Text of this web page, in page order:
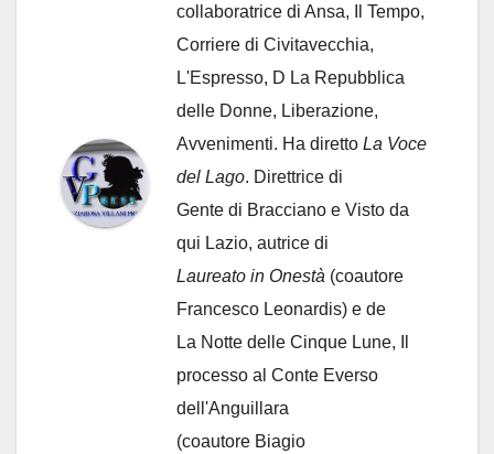
collaboratrice di Ansa, Il Tempo,
Corriere di Civitavecchia,
L'Espresso, D La Repubblica
delle Donne, Liberazione,
Avvenimenti. Ha diretto La Voce
del Lago. Direttrice di
Gente di Bracciano e Visto da
qui Lazio, autrice di
Laureato in Onestà (coautore
Francesco Leonardis) e de
La Notte delle Cinque Lune, Il
processo al Conte Everso
dell'Anguillara
(coautore Biagio